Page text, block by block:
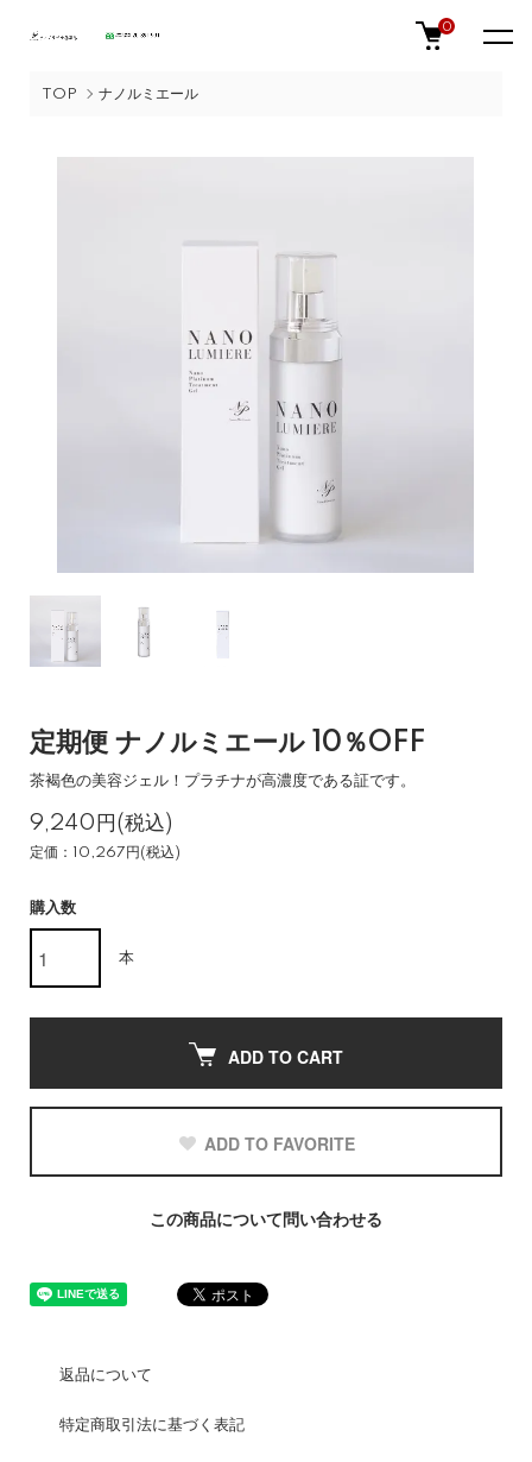
0
TOP ナノルミエール
定期便 ナノルミエール 10％OFF
茶褐色の美容ジェル！プラチナが高濃度である証です。
9,240円(税込)
定価：10,267円(税込)
購入数
本
ADD TO CART
ADD TO FAVORITE
この商品について問い合わせる
返品について
特定商取引法に基づく表記